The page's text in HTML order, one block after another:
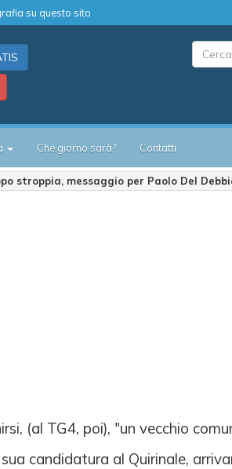
su questo sito
Che giorno sarà? Contatti
stroppia, messaggio per Paolo Del
(al TG4, poi), "un vecchio
candidatura al Quirinale,